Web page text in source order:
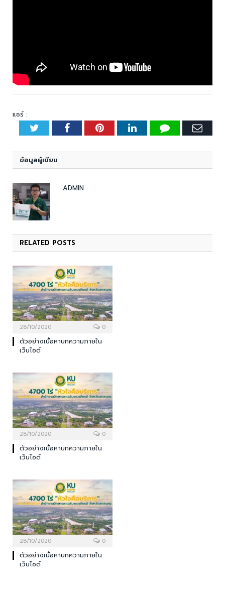
แชร์ :
TwitterFacebookPinterestLinkedInTumblr
ข้อมูลผู้เขียน
ADMIN
RELATED POSTS
28/10/2020 0
ตัวอย่างเนื้อหาบทความภายใน
เว็บไซต์
28/10/2020 0
ตัวอย่างเนื้อหาบทความภายใน
เว็บไซต์
28/10/2020 0
ตัวอย่างเนื้อหาบทความภายใน
เว็บไซต์